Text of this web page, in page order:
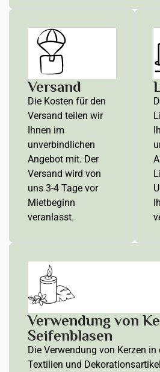
Versand
Die Kosten für den
Versand teilen wir
Ihnen im
unverbindlichen
Angebot mit. Der
Versand wird von
uns 3-4 Tage vor
Mietbeginn
veranlasst.
Verwendung von
Seifenblasen
Die Verwendung von Kerzen in
Textilien und